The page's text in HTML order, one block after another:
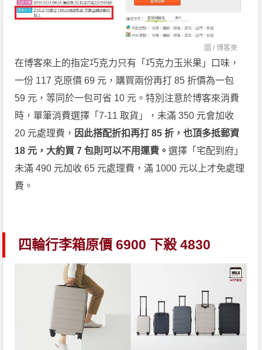
圖 /博客來
在博客來上的指定巧克力只有「巧克力玉米果」口味，
一份 117 克原價 69 元，購買兩份再打 85 折價為一包
59 元，等同於一包可省 10 元。特別注意於博客來消費
時，單筆消費選擇「7-11 取貨」，未滿 350 元會加收
20 元處理費， 因此搭配折扣再打 85 折，也頂多抵郵資
18 元，大約買 7 包則可以不用運費。選擇「宅配到府」
未滿 490 元加收 65 元處理費，滿 1000 元以上才免處理
費。
四輪行李箱原價 6900 下殺 4830